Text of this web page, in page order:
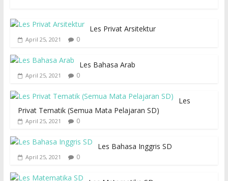
Les Privat Arsitektur
April 25, 2021 0
Les Bahasa Arab
April 25, 2021 0
Les
Privat Tematik (Semua Mata Pelajaran SD)
April 25, 2021 0
Les Bahasa Inggris SD
April 25, 2021 0